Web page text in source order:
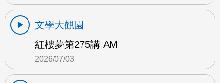
文學大觀園
紅樓夢第275講 AM
2026/07/03